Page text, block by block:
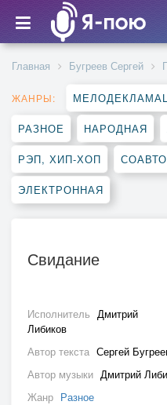
Главная Бугреев Сергей
ЖАНРЫ:
РАЗНОЕ НАРОДНАЯ
РЭП, ХИП-ХОП
ЭЛЕКТРОННАЯ
Свидание
Исполнитель Дмитрий
Либиков
Автор текста Сергей
Автор музыки Дмитрий
Жанр Разное